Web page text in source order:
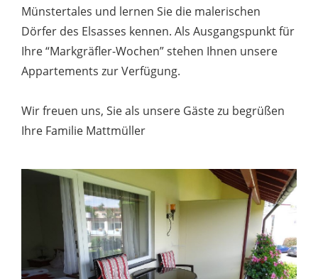
Münstertales und lernen Sie die malerischen
Dörfer des Elsasses kennen. Als Ausgangspunkt für
Ihre “Markgräfler-Wochen” stehen Ihnen unsere
Appartements zur Verfügung.
Wir freuen uns, Sie als unsere Gäste zu begrüßen
Ihre Familie Mattmüller